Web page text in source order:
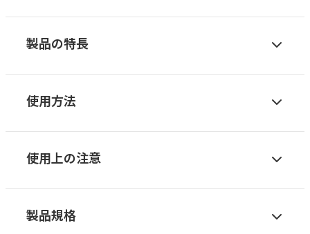
製品の特長
使用方法
使用上の注意
製品規格